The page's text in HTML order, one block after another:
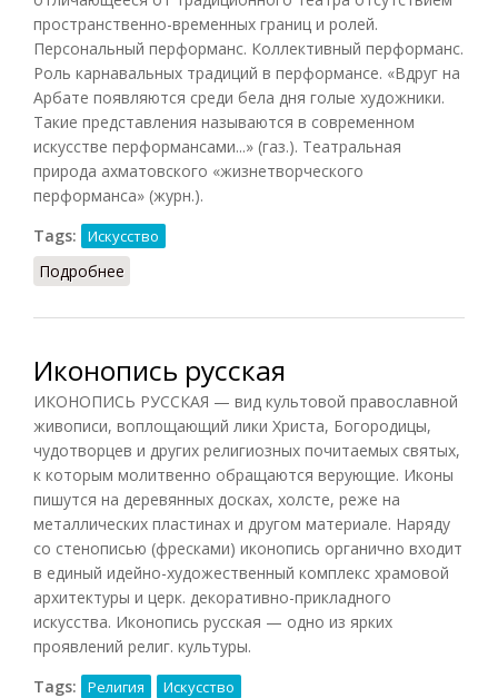
пространственно-временных границ и ролей.
Персональный перформанс. Коллективный перформанс.
Роль карнавальных традиций в перформансе. «Вдруг на
Арбате появляются среди бела дня голые художники.
Такие представления называются в современном
искусстве перформансами...» (газ.). Театральная
природа ахматовского «жизнетворческого
перформанса» (журн.).
Tags:
Искусство
Подробнее
Иконопись русская
ИКОНОПИСЬ РУССКАЯ — вид культовой православной
живописи, воплощающий лики Христа, Богородицы,
чудотворцев и других религиозных почитаемых святых,
к которым молитвенно обращаются верующие. Иконы
пишутся на деревянных досках, холсте, реже на
металлических пластинах и другом материале. Наряду
со стенописью (фресками) иконопись органично входит
в единый идейно-художественный комплекс храмовой
архитектуры и церк. декоративно-прикладного
искусства. Иконопись русская — одно из ярких
проявлений религ. культуры.
Tags:
Религия Искусство